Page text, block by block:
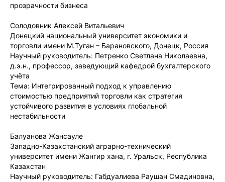
прозрачности бизнеса
Солодовник Алексей Витальевич
Донецкий национальный университет экономики и
торговли имени М.Туган – Барановского, Донецк, Россия
Научный руководитель: Петренко Светлана Николаевна,
д.э.н., профессор, заведующий кафедрой бухгалтерского
учёта
Тема: Интегрированный подход к управлению
стоимостью предприятий торговли как стратегия
устойчивого развития в условиях глобальной
нестабильности
Балуанова Жансауле
Западно-Казахстанский аграрно-технический
университет имени Жангир хана, г. Уральск, Республика
Казахстан
Научный руководитель: Габдуалиева Раушан Смадиновна,